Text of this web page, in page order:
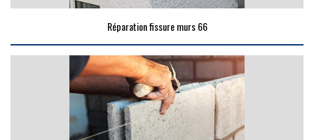
Réparation fissure murs 66